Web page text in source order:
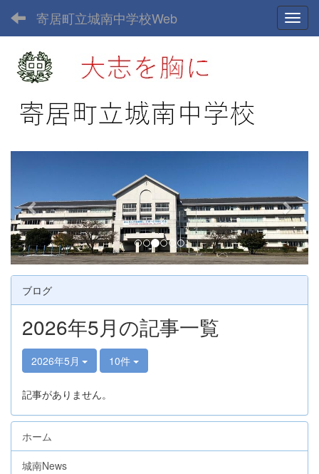
寄居町立城南中学校Web
e
v
i
o
u
s
x
t
ブログ
2026年5月の記事一覧
2026年5月 10件
記事がありません。
ホーム
城南News